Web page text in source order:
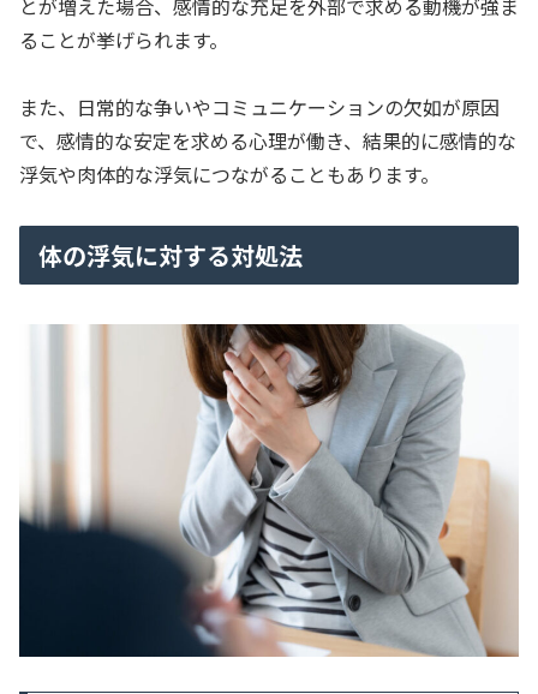
ることが挙げられます。
また、日常的な争いやコミュニケーションの欠如が原因
で、感情的な安定を求める心理が働き、結果的に感情的な
浮気や肉体的な浮気につながることもあります。
体の浮気に対する対処法